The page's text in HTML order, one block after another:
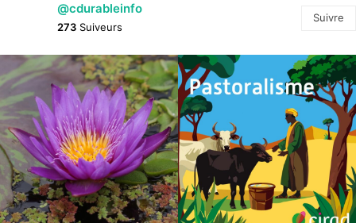
@cdurableinfo
273 Suiveurs
Suivre